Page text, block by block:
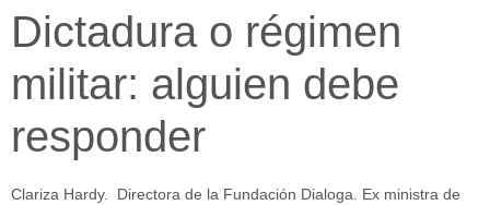
Dictadura o régimen
militar: alguien debe
responder
Clariza Hardy. Directora de la Fundación Dialoga. Ex ministra de